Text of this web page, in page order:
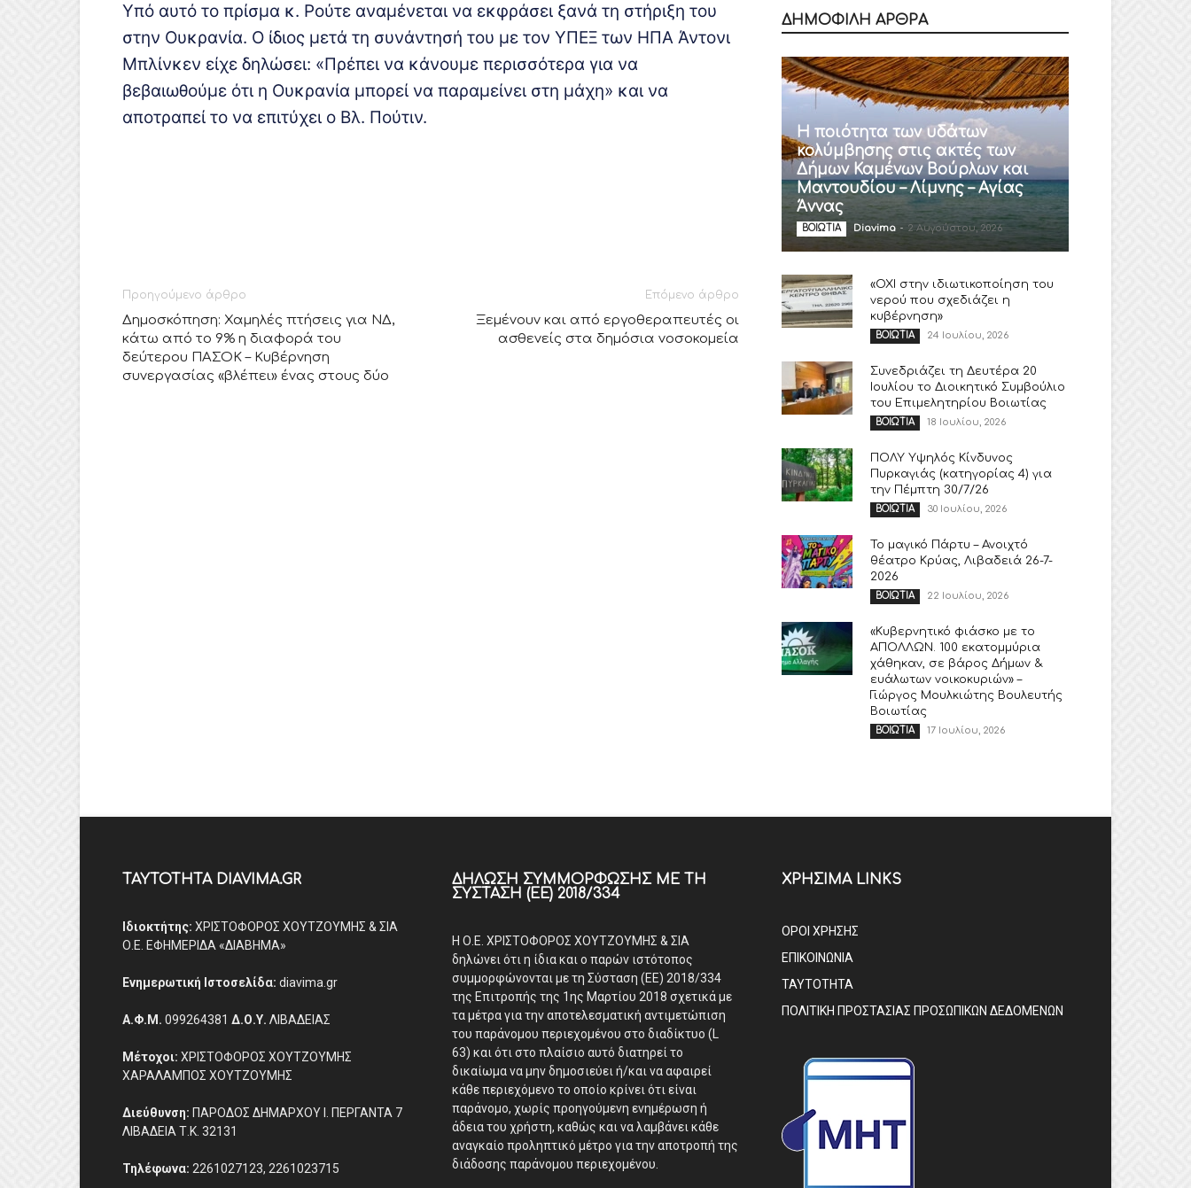
Υπό αυτό το πρίσμα κ. Ρούτε αναμένεται να εκφράσει ξανά τη στήριξη του
στην Ουκρανία. Ο ίδιος μετά τη συνάντησή του με τον ΥΠΕΞ των ΗΠΑ Άντονι
Μπλίνκεν είχε δηλώσει: «Πρέπει να κάνουμε περισσότερα για να
βεβαιωθούμε ότι η Ουκρανία μπορεί να παραμείνει στη μάχη» και να
αποτραπεί το να επιτύχει ο Βλ. Πούτιν.
Προηγούμενο άρθρο
Δημοσκόπηση: Χαμηλές πτήσεις για ΝΔ,
κάτω από το 9% η διαφορά του
δεύτερου ΠΑΣΟΚ – Κυβέρνηση
συνεργασίας «βλέπει» ένας στους δύο
Επόμενο άρθρο
Ξεμένουν και από εργοθεραπευτές οι
ασθενείς στα δημόσια νοσοκομεία
ΔΗΜΟΦΙΛΗ ΑΡΘΡΑ
Η ποιότητα των υδάτων
κολύμβησης στις ακτές των
Δήμων Καμένων Βούρλων και
Μαντουδίου – Λίμνης – Αγίας
Άννας
ΒΟΙΩΤΙΑ Diavima - 2 Αυγούστου, 2026
«ΟΧΙ στην ιδιωτικοποίηση του
νερού που σχεδιάζει η
κυβέρνηση»
ΒΟΙΩΤΙΑ 24 Ιουλίου, 2026
Συνεδριάζει τη Δευτέρα 20
Ιουλίου το Διοικητικό Συμβούλιο
του Επιμελητηρίου Βοιωτίας
ΒΟΙΩΤΙΑ 18 Ιουλίου, 2026
ΠΟΛΥ Υψηλός Κίνδυνος
Πυρκαγιάς (κατηγορίας 4) για
την Πέμπτη 30/7/26
ΒΟΙΩΤΙΑ 30 Ιουλίου, 2026
Το μαγικό Πάρτυ – Ανοιχτό
θέατρο Κρύας, Λιβαδειά 26-7-
2026
ΒΟΙΩΤΙΑ 22 Ιουλίου, 2026
«Κυβερνητικό φιάσκο με το
ΑΠΟΛΛΩΝ. 100 εκατομμύρια
χάθηκαν, σε βάρος Δήμων &
ευάλωτων νοικοκυριών» –
Γιώργος Μουλκιώτης Βουλευτής
Βοιωτίας
ΒΟΙΩΤΙΑ 17 Ιουλίου, 2026
ΤΑΥΤΟΤΗΤΑ DIAVIMA.GR
Ιδιοκτήτης: ΧΡΙΣΤΟΦΟΡΟΣ ΧΟΥΤΖΟΥΜΗΣ & ΣΙΑ
Ο.Ε. ΕΦΗΜΕΡΙΔΑ «ΔΙΑΒΗΜΑ»
Ενημερωτική Ιστοσελίδα: diavima.gr
Α.Φ.Μ. 099264381 Δ.Ο.Υ. ΛΙΒΑΔΕΙΑΣ
Μέτοχοι: ΧΡΙΣΤΟΦΟΡΟΣ ΧΟΥΤΖΟΥΜΗΣ
ΧΑΡΑΛΑΜΠΟΣ ΧΟΥΤΖΟΥΜΗΣ
Διεύθυνση: ΠΑΡΟΔΟΣ ΔΗΜΑΡΧΟΥ Ι. ΠΕΡΓΑΝΤΑ 7
ΛΙΒΑΔΕΙΑ Τ.Κ. 32131
Τηλέφωνα: 2261027123, 2261023715
ΔΉΛΩΣΗ ΣΥΜΜΌΡΦΩΣΗΣ ΜΕ ΤΗ
ΣΎΣΤΑΣΗ (ΕΕ) 2018/334
Η Ο.Ε. ΧΡΙΣΤΟΦΟΡΟΣ ΧΟΥΤΖΟΥΜΗΣ & ΣΙΑ
δηλώνει ότι η ίδια και ο παρών ιστότοπος
συμμορφώνονται με τη Σύσταση (ΕΕ) 2018/334
της Επιτροπής της 1ης Μαρτίου 2018 σχετικά με
τα μέτρα για την αποτελεσματική αντιμετώπιση
του παράνομου περιεχομένου στο διαδίκτυο (L
63) και ότι στο πλαίσιο αυτό διατηρεί το
δικαίωμα να μην δημοσιεύει ή/και να αφαιρεί
κάθε περιεχόμενο το οποίο κρίνει ότι είναι
παράνομο, χωρίς προηγούμενη ενημέρωση ή
άδεια του χρήστη, καθώς και να λαμβάνει κάθε
αναγκαίο προληπτικό μέτρο για την αποτροπή της
διάδοσης παράνομου περιεχομένου.
ΧΡΗΣΙΜΑ LINKS
ΟΡΟΙ ΧΡΗΣΗΣ
ΕΠΙΚΟΙΝΩΝΙΑ
ΤΑΥΤΟΤΗΤΑ
ΠΟΛΙΤΙΚΗ ΠΡΟΣΤΑΣΙΑΣ ΠΡΟΣΩΠΙΚΩΝ ΔΕΔΟΜΕΝΩΝ